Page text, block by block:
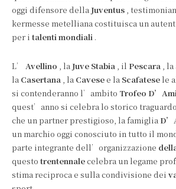
oggi difensore dellaJuventus ,
kermesse metelliana costituisca un
per i talenti mondiali .
L’ Avellino , laJuve Stabia , il Pescara , la
la Casertana , la Cavesee la Scafatesele
si contenderanno l’ambito Trofeo
quest’anno si celebra lo storico
che un partner prestigioso, la famiglia
un marchio oggi conosciuto in tutto il
parte integrante dell’organizzazione
questo trentennalecelebra un legame
stima reciproca e sulla condivisione dei